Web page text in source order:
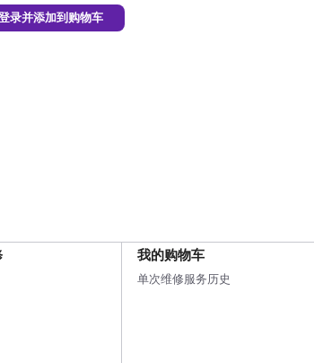
录并添加到购物车
我的购物车
单次维修服务历史